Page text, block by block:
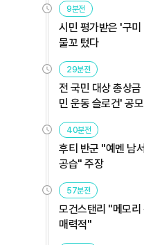
9분전
시민 평가받은 '구
물꼬 텄다
29분전
전 국민 대상 총상
민 운동 슬로건' 공모
40분전
후티 반군 "예멘 남
공습" 주장
57분전
모건스탠리 "메모
매력적"